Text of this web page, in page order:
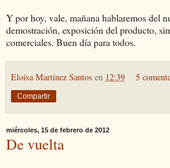
Y por hoy, vale, mañana hablaremos del
demostración, exposición del producto,
comerciales. Buen día para todos.
Eloísa Martínez Santos en 12:39 5
Compartir
miércoles, 15 de febrero de 2012
De vuelta